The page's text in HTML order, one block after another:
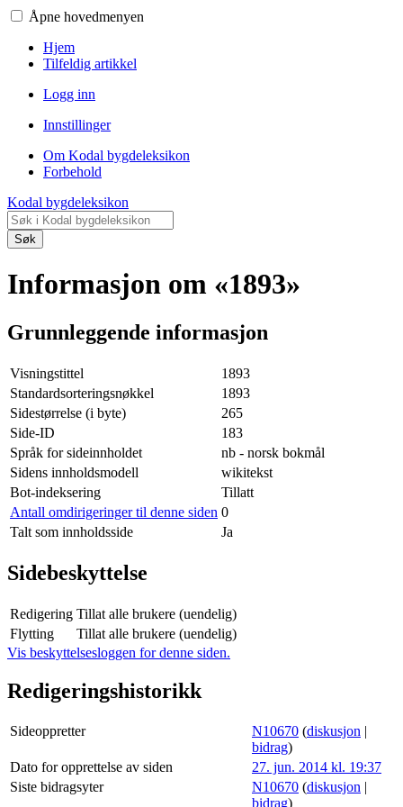
Åpne hovedmenyen
Hjem
Tilfeldig artikkel
Logg inn
Innstillinger
Om Kodal bygdeleksikon
Forbehold
Kodal bygdeleksikon
Søk
Informasjon om «1893»
Grunnleggende informasjon
Visningstittel
1893
Standardsorteringsnøkkel
1893
Sidestørrelse (i byte)
265
Side-ID
183
Språk for sideinnholdet
nb - norsk bokmål
Sidens innholdsmodell
wikitekst
Bot-indeksering
Tillatt
Antall omdirigeringer til denne siden 0
Talt som innholdsside
Ja
Sidebeskyttelse
Redigering Tillat alle brukere (uendelig)
Flytting
Tillat alle brukere (uendelig)
Vis beskyttelsesloggen for denne siden.
Redigeringshistorikk
Sideoppretter N10670 (diskusjon |
bidrag)
Dato for opprettelse av siden
27. jun. 2014 kl. 19:37
Siste bidragsyter
N10670 (diskusjon |
bidrag)